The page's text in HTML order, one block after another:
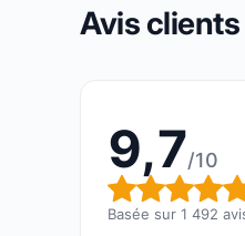
Avis
9,7/10
Note
Basée sur 1 492